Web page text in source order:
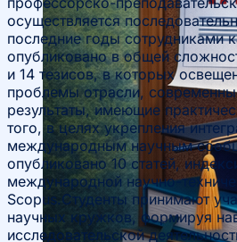
осуществляется
последние годы сотрудниками
опубликовано в общей
и 14 тезисов, в которых
проблемы отрасли,
результаты, имеющие
того, в целях укрепления
международным научным
опубликовано 10 статей,
международной научно-
Scopus.Студенты принимают
научных кружков, формируя
исследовательской